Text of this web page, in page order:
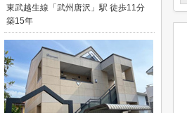
東武越生線「武州唐沢」駅 徒歩11分
築15年